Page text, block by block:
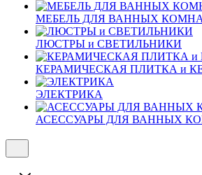
МЕБЕЛЬ ДЛЯ ВАННЫХ
ЛЮСТРЫ и СВЕТИЛЬНИКИ
КЕРАМИЧЕСКАЯ ПЛИТКА и
ЭЛЕКТРИКА
АСЕССУАРЫ ДЛЯ ВАННЫХ